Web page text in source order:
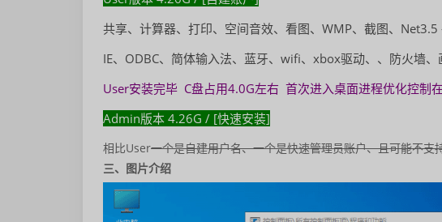
共享、计算器、打印、空间音效、看图、WMP、截图、
IE、ODBC、简体输入法、蓝牙、wifi、xbox驱动、、防火墙
User安装完毕 C盘占用4.0G左右 首次进入桌面进程优化控制
Admin版本 4.26G / [快速安装]
相比User一个是自建用户名、一个是快速管理员账户、且可能不支
三、图片介绍